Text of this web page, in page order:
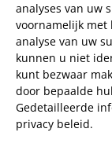
analyses van uw
voornamelijk met
analyse van uw
kunnen u niet
kunt bezwaar
door bepaalde
Gedetailleerde
privacy beleid.